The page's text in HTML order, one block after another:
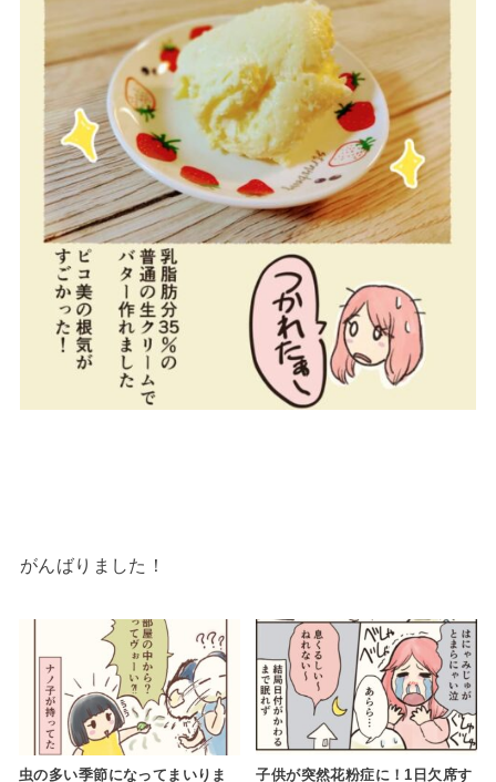
がんばりました！
虫の多い季節になってまいりま 子供が突然花粉症に！1日欠席す